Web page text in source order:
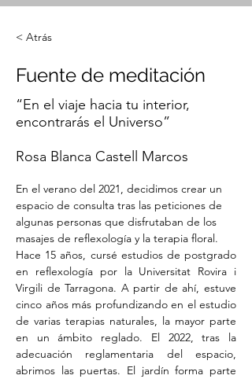
< Atrás
Fuente de meditación
“En el viaje hacia tu interior,
encontrarás el Universo”
Rosa Blanca Castell Marcos
En el verano del 2021, decidimos crear un
espacio de consulta tras las peticiones de
algunas personas que disfrutaban de los
masajes de reflexología y la terapia floral.
Hace 15 años, cursé estudios de postgrado
en reflexología por la Universitat Rovira i
Virgili de Tarragona. A partir de ahí, estuve
cinco años más profundizando en el estudio
de varias terapias naturales, la mayor parte
en un ámbito reglado. El 2022, tras la
adecuación reglamentaria del espacio,
abrimos las puertas. El jardín forma parte